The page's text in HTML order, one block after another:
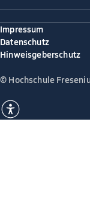
Impressum
Datenschutz
Hinweisgeberschutz
© Hochschule